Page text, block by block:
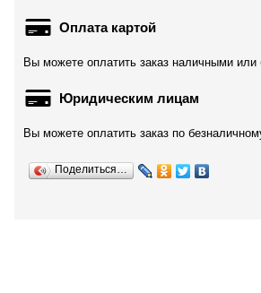
Оплата картой
Вы можете оплатить заказ наличными или
Юридическим лицам
Вы можете оплатить заказ по
Поделиться…